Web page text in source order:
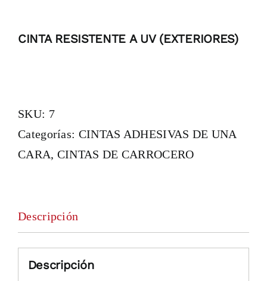
CINTA RESISTENTE A UV (EXTERIORES)
SKU: 7
Categorías: CINTAS ADHESIVAS DE UNA
CARA, CINTAS DE CARROCERO
Descripción
Descripción